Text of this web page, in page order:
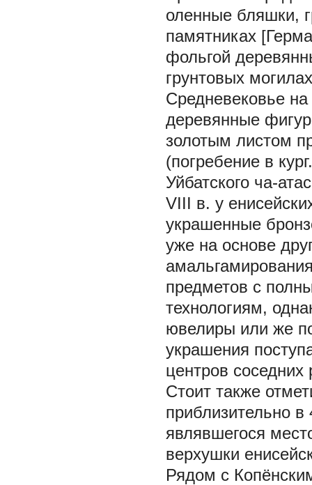
оленные бляшки,
памятниках
фольгой
грунтовых
Средневековье
деревянные
золотым листом
(погребение в
Уйбатского ча-
VIII в. у
украшенные
уже на основе
предметов с
технологиям,
ювелиры или же
украшения
центров соседних
Стоит также
приблизительно
являвшегося
верхушки
Рядом с